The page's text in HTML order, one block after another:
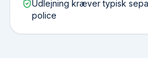
Udlejning kræver typisk
police